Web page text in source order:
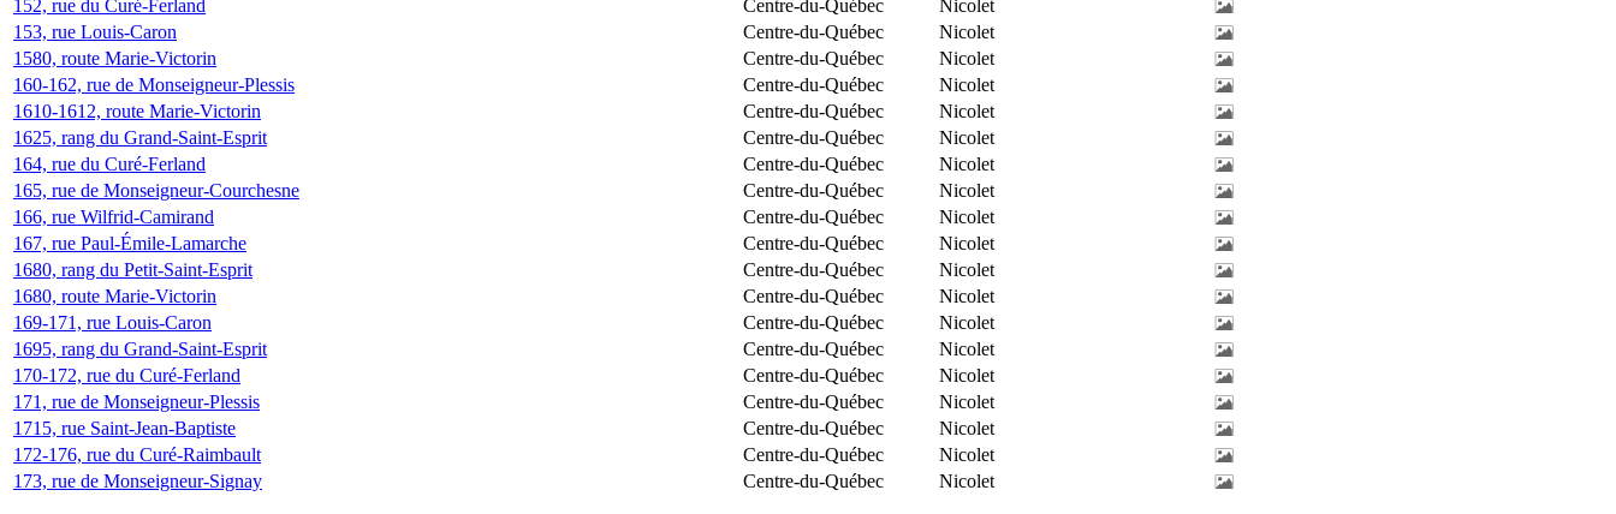
152, rue du Curé-Ferland
Centre-du-Québec
Nicolet
153, rue Louis-Caron
Centre-du-Québec
Nicolet
1580, route Marie-Victorin
Centre-du-Québec
Nicolet
160-162, rue de Monseigneur-Plessis
Centre-du-Québec
Nicolet
1610-1612, route Marie-Victorin
Centre-du-Québec
Nicolet
1625, rang du Grand-Saint-Esprit
Centre-du-Québec
Nicolet
164, rue du Curé-Ferland
Centre-du-Québec
Nicolet
165, rue de Monseigneur-Courchesne
Centre-du-Québec
Nicolet
166, rue Wilfrid-Camirand
Centre-du-Québec
Nicolet
167, rue Paul-Émile-Lamarche
Centre-du-Québec
Nicolet
1680, rang du Petit-Saint-Esprit
Centre-du-Québec
Nicolet
1680, route Marie-Victorin
Centre-du-Québec
Nicolet
169-171, rue Louis-Caron
Centre-du-Québec
Nicolet
1695, rang du Grand-Saint-Esprit
Centre-du-Québec
Nicolet
170-172, rue du Curé-Ferland
Centre-du-Québec
Nicolet
171, rue de Monseigneur-Plessis
Centre-du-Québec
Nicolet
1715, rue Saint-Jean-Baptiste
Centre-du-Québec
Nicolet
172-176, rue du Curé-Raimbault
Centre-du-Québec
Nicolet
173, rue de Monseigneur-Signay
Centre-du-Québec Nicolet